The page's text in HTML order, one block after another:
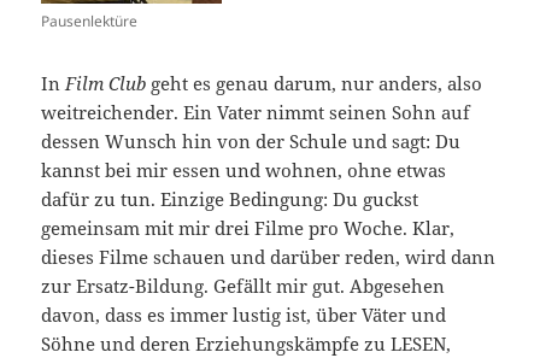
Pausenlektüre
In Film Club geht es genau darum, nur anders, also
weitreichender. Ein Vater nimmt seinen Sohn auf
dessen Wunsch hin von der Schule und sagt: Du
kannst bei mir essen und wohnen, ohne etwas
dafür zu tun. Einzige Bedingung: Du guckst
gemeinsam mit mir drei Filme pro Woche. Klar,
dieses Filme schauen und darüber reden, wird dann
zur Ersatz-Bildung. Gefällt mir gut. Abgesehen
davon, dass es immer lustig ist, über Väter und
Söhne und deren Erziehungskämpfe zu LESEN,